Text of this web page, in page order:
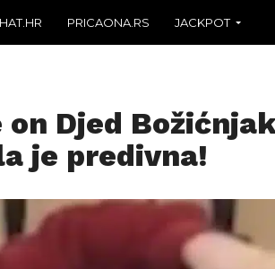
PRICAONA.RS JACKPOT
Djed
je predivna!